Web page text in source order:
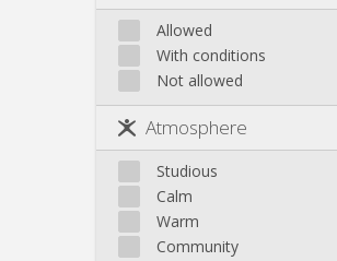
L'Hocaille
La Baraque
Lauzelle
Genappe
Mont-Saint-Guibert
Nivelles
Ottignies
Rixensart
Walhain
Wavre
Other
Allowed
With conditions
Not allowed
Atmosphere
Studious
Calm
Warm
Community